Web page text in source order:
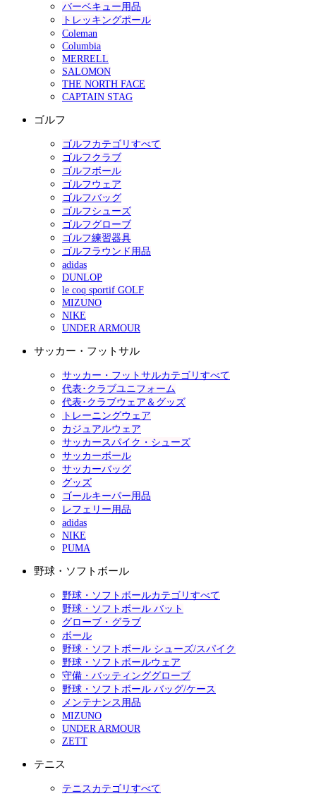
バーベキュー用品
トレッキングポール
Coleman
Columbia
MERRELL
SALOMON
THE NORTH FACE
CAPTAIN STAG
ゴルフ
ゴルフカテゴリすべて
ゴルフクラブ
ゴルフボール
ゴルフウェア
ゴルフバッグ
ゴルフシューズ
ゴルフグローブ
ゴルフ練習器具
ゴルフラウンド用品
adidas
DUNLOP
le coq sportif GOLF
MIZUNO
NIKE
UNDER ARMOUR
サッカー・フットサル
サッカー・フットサルカテゴリすべて
代表･クラブユニフォーム
代表･クラブウェア＆グッズ
トレーニングウェア
カジュアルウェア
サッカースパイク・シューズ
サッカーボール
サッカーバッグ
グッズ
ゴールキーパー用品
レフェリー用品
adidas
NIKE
PUMA
野球・ソフトボール
野球・ソフトボールカテゴリすべて
野球・ソフトボール バット
グローブ・グラブ
ボール
野球・ソフトボール シューズ/スパイク
野球・ソフトボールウェア
守備・バッティンググローブ
野球・ソフトボール バッグ/ケース
メンテナンス用品
MIZUNO
UNDER ARMOUR
ZETT
テニス
テニスカテゴリすべて